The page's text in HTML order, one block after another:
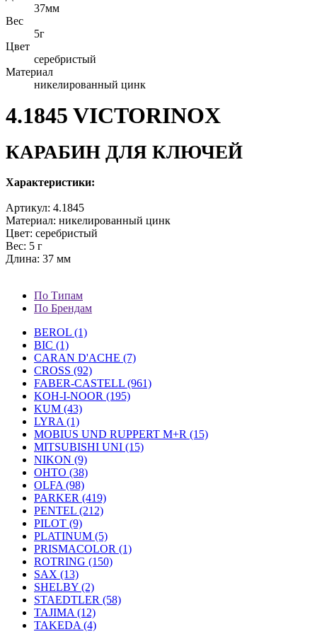
37мм
Вес
5г
Цвет
серебристый
Материал
никелированный цинк
4.1845 VICTORINOX
КАРАБИН ДЛЯ КЛЮЧЕЙ
Характеристики:
Артикул: 4.1845
Материал: никелированный цинк
Цвет: серебристый
Вес: 5 г
Длина: 37 мм
По Типам
По Брендам
BEROL (1)
BIC (1)
CARAN D'ACHE (7)
CROSS (92)
FABER-CASTELL (961)
KOH-I-NOOR (195)
KUM (43)
LYRA (1)
MOBIUS UND RUPPERT M+R (15)
MITSUBISHI UNI (15)
NIKON (9)
OHTO (38)
OLFA (98)
PARKER (419)
PENTEL (212)
PILOT (9)
PLATINUM (5)
PRISMACOLOR (1)
ROTRING (150)
SAX (13)
SHELBY (2)
STAEDTLER (58)
TAJIMA (12)
TAKEDA (4)